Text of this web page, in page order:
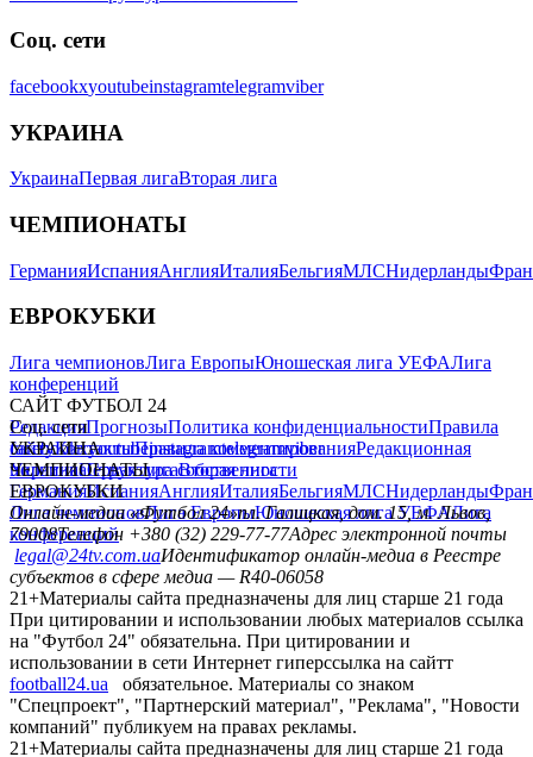
Соц. сети
facebookxyoutubeinstagramtelegramviber
УКРАИНА
УкраинаПервая лигаВторая лига
ЧЕМПИОНАТЫ
ГерманияИспанияАнглияИталияБельгияМЛСНидерланды
ЕВРОКУБКИ
Лига чемпионовЛига ЕвропыЮношеская лига УЕФАЛига
конференций
САЙТ ФУТБОЛ 24
РедакцияПрогнозыПолитика конфиденциальностиПравила
сайтуКонтактыПравила комментированияРедакционная
политикаСтруктура собственности
Соц. сети
facebookxyoutubeinstagramtelegramviber
УКРАИНА
УкраинаПервая лигаВторая лига
ЧЕМПИОНАТЫ
ГерманияИспанияАнглияИталияБельгияМЛСНидерланды
ЕВРОКУБКИ
Лига чемпионовЛига ЕвропыЮношеская лига УЕФАЛига
конференций
Онлайн-медиа «Футбол 24»пл. Галицкая, дом. 15, м. Львов,
79008Телефон +380 (32) 229-77-77Адрес электронной почты
legal@24tv.com.uaИдентификатор онлайн-медиа в Реестре
субъектов в сфере медиа — R40-06058
21+Материалы сайта предназначены для лиц старше 21 года
При цитировании и использовании любых материалов ссылка
на "Футбол 24" обязательна. При цитировании и
использовании в сети Интернет гиперссылка на сайтт
football24.ua
обязательное. Материалы со знаком
"Спецпроект", "Партнерский материал", "Реклама", "Новости
компаний" публикуем на правах рекламы.
21+Материалы сайта предназначены для лиц старше 21 года